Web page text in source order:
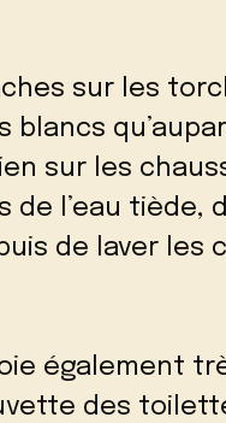
sur les
sur les
l’eau tiède,
de laver les
également
des